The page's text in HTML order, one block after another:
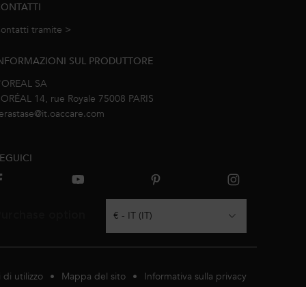
tramite >
SUL PRODUTTORE
SA
14, rue Royale 75008 PARIS
€ - IT (IT)
di utilizzo Mappa del sito Informativa sulla privacy